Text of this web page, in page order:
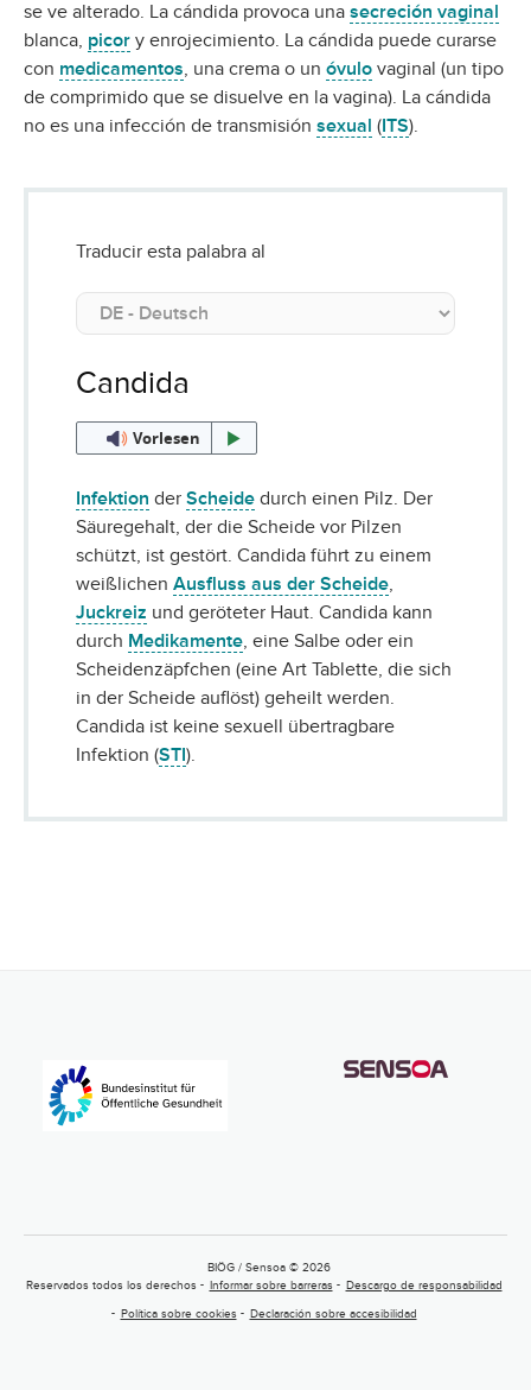
se ve alterado. La cándida provoca una secreción vaginal
blanca, picor y enrojecimiento. La cándida puede curarse
con medicamentos, una crema o un óvulo vaginal (un tipo
de comprimido que se disuelve en la vagina). La cándida
no es una infección de transmisión sexual ( ITS).
Traducir esta palabra al
Candida
Vorlesen
Infektion der Scheide durch einen Pilz. Der
Säuregehalt, der die Scheide vor Pilzen
schützt, ist gestört. Candida führt zu einem
weißlichen Ausfluss aus der Scheide,
Juckreiz und geröteter Haut. Candida kann
durch Medikamente, eine Salbe oder ein
Scheidenzäpfchen (eine Art Tablette, die sich
in der Scheide auflöst) geheilt werden.
Candida ist keine sexuell übertragbare
Infektion (STI ).
BIÖG / Sensoa © 2026
Reservados todos los derechos
Informar sobre barreras Descargo de responsabilidad
Política sobre cookies Declaración sobre accesibilidad